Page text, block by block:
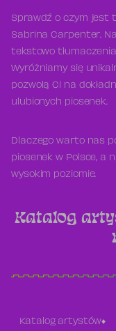
Sprawdź o czym jest
Sabrina Carpenter.
tekstowo
Wyróżniamy się
pozwolą Ci na
ulubionych piosenek.
Dlaczego warto nas
piosenek w Polsce, a
wysokim poziomie.
Katalog
Katalog artystów